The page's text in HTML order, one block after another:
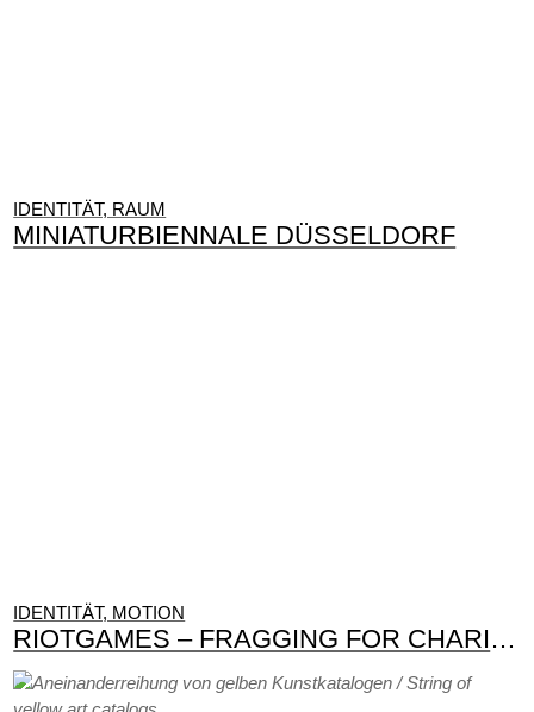
IDENTITÄT, RAUM
MINIATURBIENNALE DÜSSELDORF
IDENTITÄT, MOTION
RIOTGAMES – FRAGGING FOR CHARITY 2021